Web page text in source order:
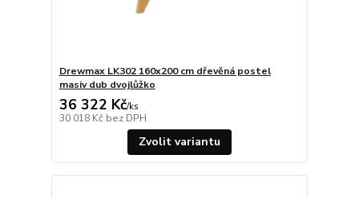
Drewmax LK302 160x200 cm dřevěná postel
masiv dub dvojlůžko
36 322 Kč/ks
30 018 Kč bez DPH
Zvolit variantu